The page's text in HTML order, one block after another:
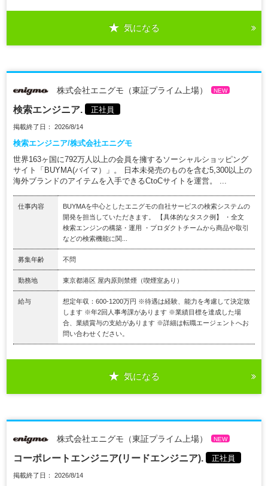
気になる
株式会社エニグモ（東証プライム上場） NEW
検索エンジニア. 正社員
掲載終了日： 2026/8/14
検索エンジニア/株式会社エニグモ
世界163ヶ国に792万人以上の会員を擁するソーシャルショッピング
サイト「BUYMA(バイマ）」。 日本未発売のものを含む5,300以上の
海外ブランドのアイテムを入手できるCtoCサイトを運営。 ...
仕事内容
BUYMAを中心としたエニグモの自社サービスの検索システムの
開発を担当していただきます。 【具体的なタスク例】 ・全文
検索エンジンの構築・運用 ・プロダクトチームから商品や取引
などの検索機能に関...
募集年齢 不問
勤務地 東京都港区 屋内原則禁煙（喫煙室あり）
給与
想定年収：600-1200万円 ※待遇は経験、能力を考慮して決定致
します ※年2回人事考課があります ※業績目標を達成した場
合、業績賞与の支給があります ※詳細は転職エージェントへお
問い合わせください。
気になる
株式会社エニグモ（東証プライム上場） NEW
コーポレートエンジニア(リードエンジニア). 正社員
掲載終了日： 2026/8/14